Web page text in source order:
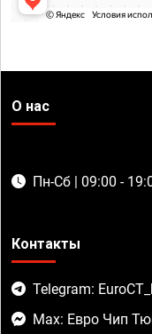
О нас
Пн-Сб | 09:00 -
Контакты
Telegram:
Max: Евро Чип